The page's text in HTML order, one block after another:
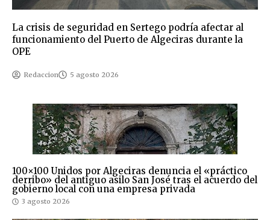
La crisis de seguridad en Sertego podría afectar al
funcionamiento del Puerto de Algeciras durante la
OPE
Redaccion 5 agosto 2026
100×100 Unidos por Algeciras denuncia el «práctico
derribo» del antiguo asilo San José tras el acuerdo del
gobierno local con una empresa privada
3 agosto 2026